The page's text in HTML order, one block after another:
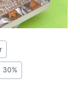
30%